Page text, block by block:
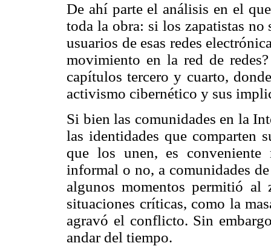
De ahí parte el análisis en el
toda la obra: si los zapatistas
usuarios de esas redes
movimiento en la red de
capítulos tercero y cuarto,
activismo cibernético y sus
Si bien las comunidades en la
las identidades que comparten
que los unen, es conveniente
informal o no, a comunidades
algunos momentos permitió al
situaciones críticas, como la
agravó el conflicto. Sin
andar del tiempo.